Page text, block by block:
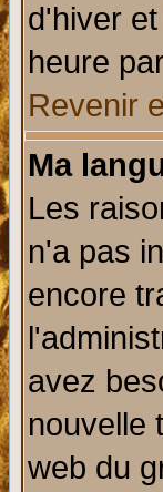
d'hiver
heure
Revenir
Ma
Les
n'a pas
encore
avez
nouvelle
web du